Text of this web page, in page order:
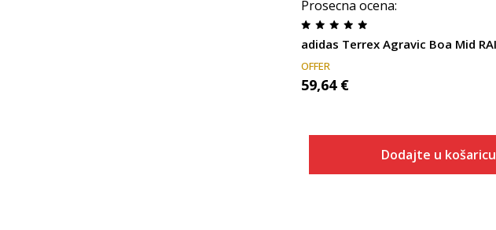
Prosecna ocena:
OFFER
59,64 €
Dodajte u košaricu